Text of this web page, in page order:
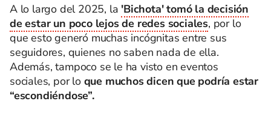
A lo largo del 2025, la 'Bichota' tomó la decisión
de estar un poco lejos de redes sociales, por lo
que esto generó muchas incógnitas entre sus
seguidores, quienes no saben nada de ella.
Además, tampoco se le ha visto en eventos
sociales, por lo que muchos dicen que podría estar
“escondiéndose”.